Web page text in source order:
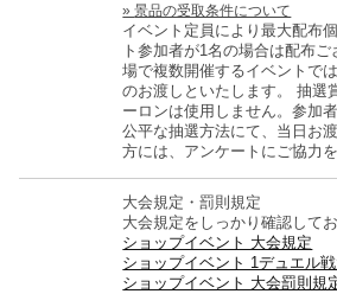
景品の受取条件について
イベント定員により最大配布
ト参加者が1名の場合は配布ご
場で複数開催するイベントで
のお渡しといたします。
抽選
ーロンは使用しません。参加
公平な抽選方法にて、当日お
方には、アンケートにご協力
大会規定・罰則規定
大会規定をしっかり確認して
ショップイベント 大会規定
ショップイベント 1デュエル
ショップイベント 大会罰則規